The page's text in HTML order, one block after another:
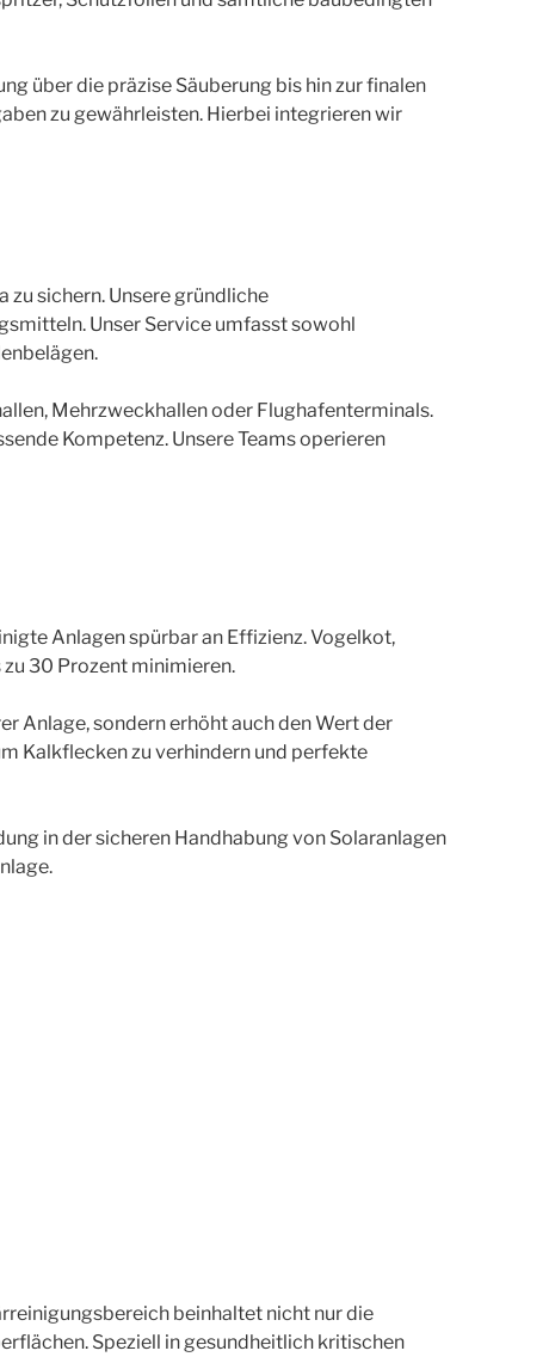
über die präzise Säuberung bis hin zur finalen
zu gewährleisten. Hierbei integrieren wir
sichern. Unsere gründliche
Unser Service umfasst sowohl
Mehrzweckhallen oder Flughafenterminals.
Kompetenz. Unsere Teams operieren
Anlagen spürbar an Effizienz. Vogelkot,
30 Prozent minimieren.
Anlage, sondern erhöht auch den Wert der
Kalkflecken zu verhindern und perfekte
in der sicheren Handhabung von Solaranlagen
beinhaltet nicht nur die
Speziell in gesundheitlich kritischen